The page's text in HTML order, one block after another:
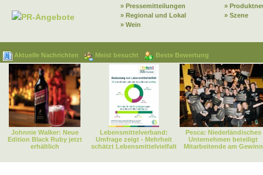
PR-Angebote
» Pressemitteilungen
»
» Regional und Lokal
» Szene
» Wein
Aktuelle Nachrichten Meist besucht Beste Bewertung
Johnnie Walker: Neue
Edition Black Ruby jetzt
erhältlich
Lebensmittelverband:
Umfrage zeigt - Mehrheit
schätzt Lebensmittelvielfalt
Pesca: Niederländisches
Unternehmen beteiligt
Mitarbeitende am Gewinn